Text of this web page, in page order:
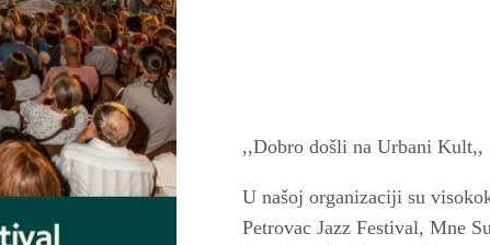
,,Dobro došli na Urbani Kult,,
U našoj organizaciji su
Petrovac Jazz Festival, Mne